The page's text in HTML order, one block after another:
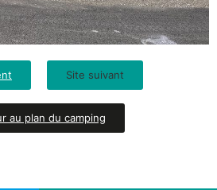
Site suivant
au plan du camping